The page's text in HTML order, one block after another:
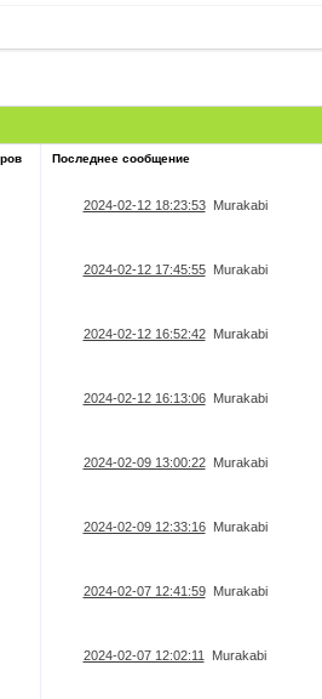
Последнее сообщение
2024-02-12 18:23:53 Murakabi
2024-02-12 17:45:55 Murakabi
2024-02-12 16:52:42 Murakabi
2024-02-12 16:13:06 Murakabi
2024-02-09 13:00:22 Murakabi
2024-02-09 12:33:16 Murakabi
2024-02-07 12:41:59 Murakabi
2024-02-07 12:02:11 Murakabi